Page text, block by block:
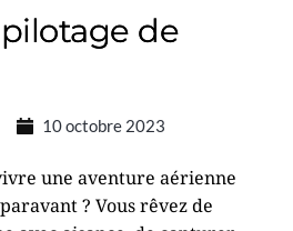
de
10 octobre 2023
une aventure aérienne
? Vous rêvez de